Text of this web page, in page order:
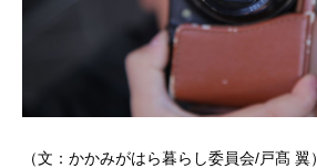
（文：かかみがはら暮らし委員会/戸髙 翼）